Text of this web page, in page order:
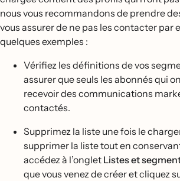
nous vous recommandons de prendre
vous assurer de ne pas les contacter par
quelques exemples :
Vérifiez les définitions de vos
assurer que seuls les abonnés qui
recevoir des communications
contactés.
Supprimez la liste une fois le
supprimer la liste tout en
accédez à l’onglet Listes et
que vous venez de créer et cliquez